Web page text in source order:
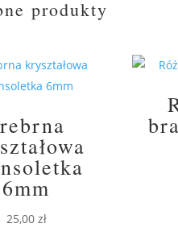
produkty
6mm
25,00 zł